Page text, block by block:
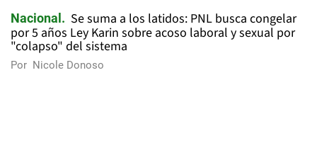
Nacional
Se suma a los latidos: PNL busca congelar
por 5 años Ley Karin sobre acoso laboral y sexual por
"colapso" del sistema
Por Nicole Donoso